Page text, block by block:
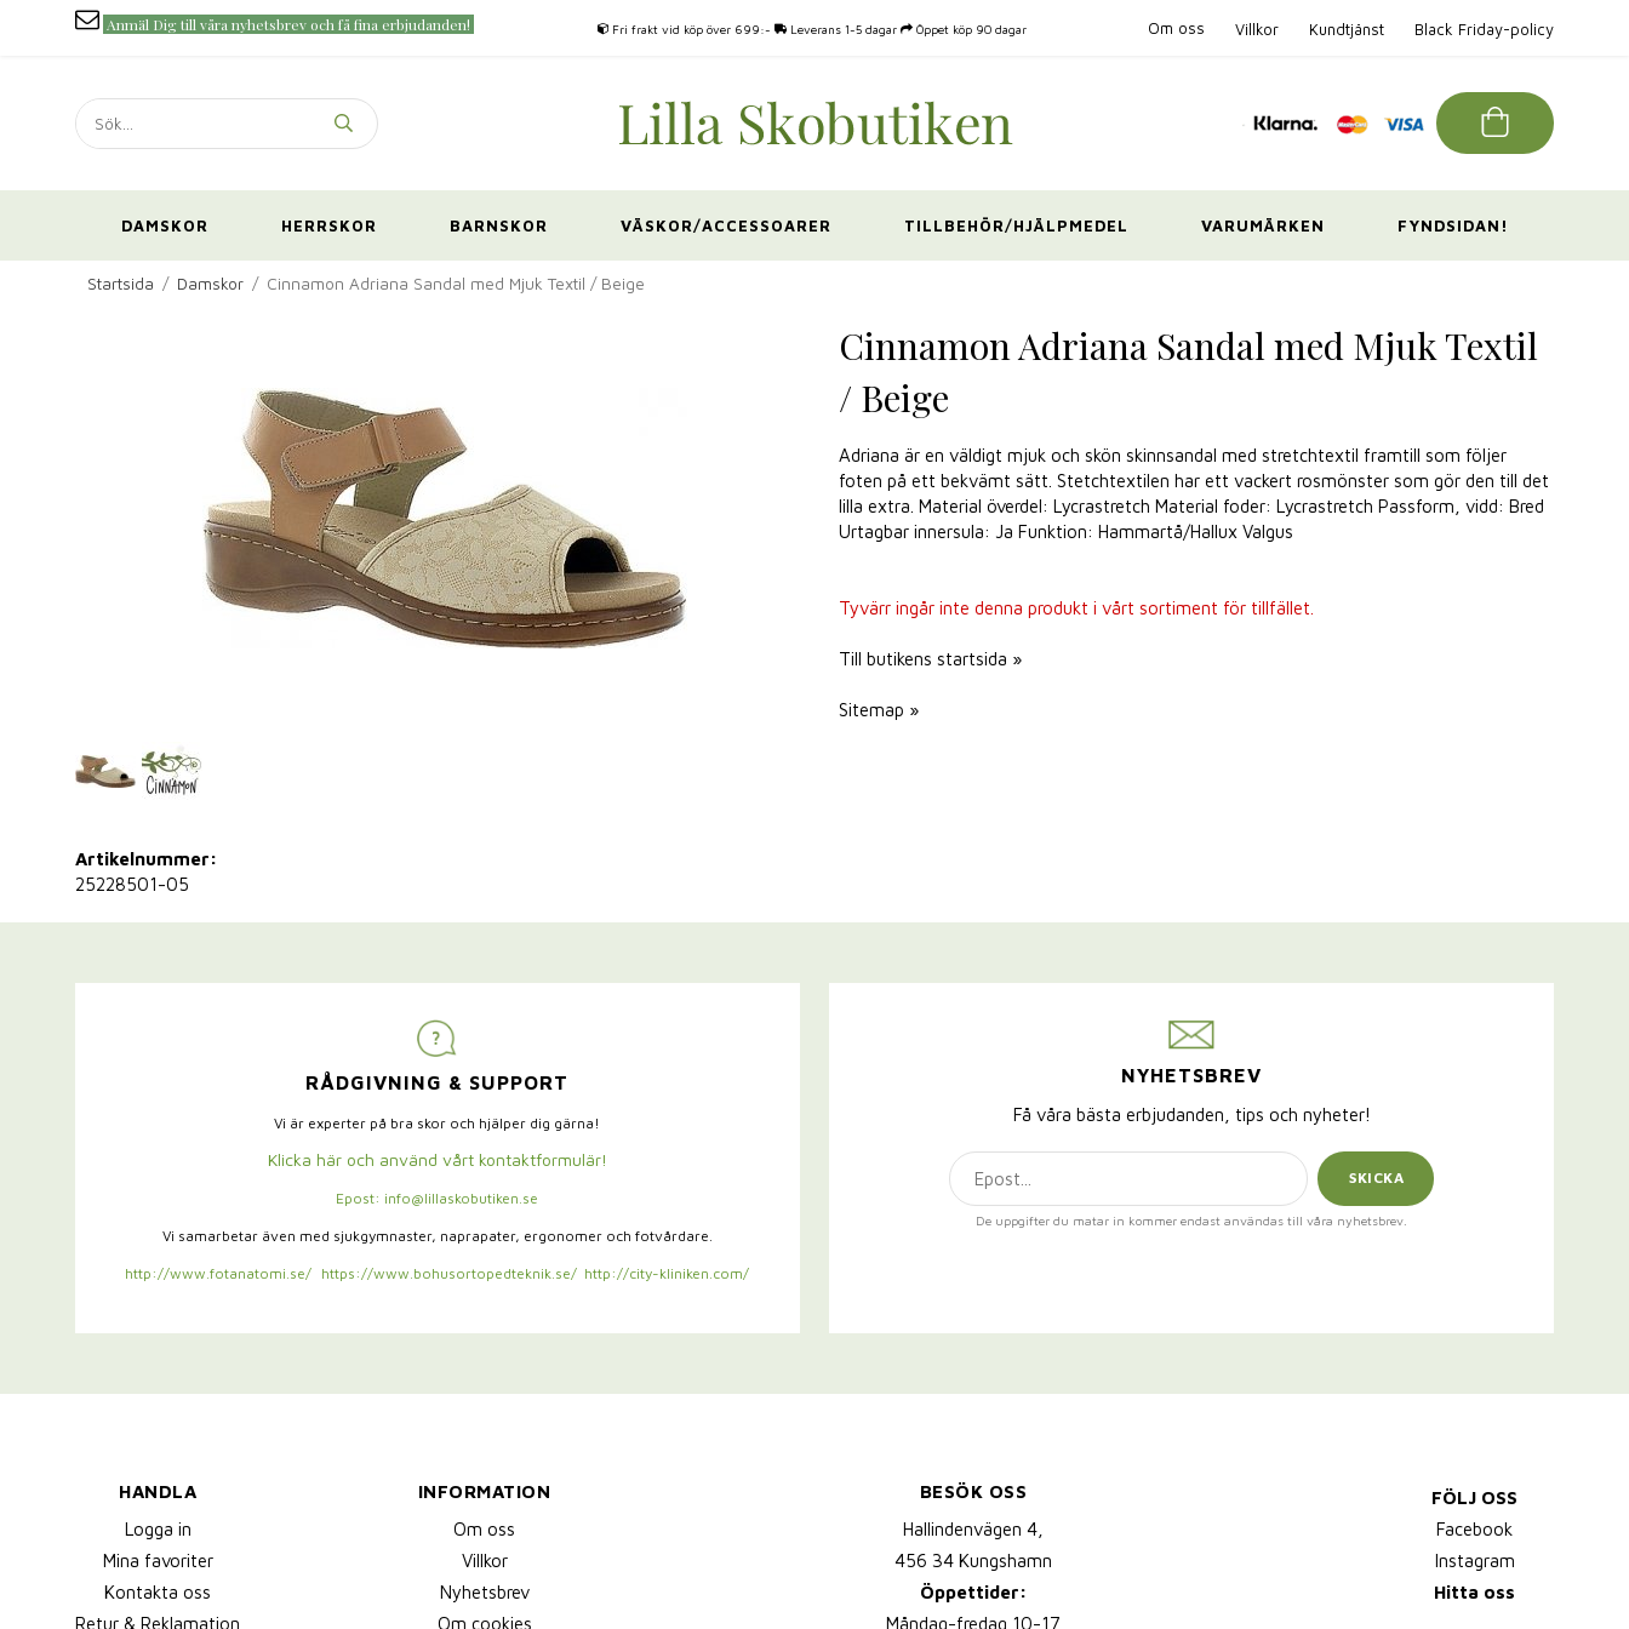
Anmäl Dig till våra nyhetsbrev och få fina erbjudanden! Fri frakt vid köp över 699:- Leverans 1-5 dagar Öppet köp 90 dagar Om oss Villkor Kundtjänst Black Friday-policy
DAMSKOR HERRSKOR BARNSKOR VÄSKOR/ACCESSOARER TILLBEHÖR/HJÄLPMEDEL VARUMÄRKEN FYNDSIDAN!
Startsida / Damskor / Cinnamon Adriana Sandal med Mjuk Textil / Beige
Cinnamon Adriana Sandal med Mjuk Textil
/ Beige
Adriana är en väldigt mjuk och skön skinnsandal med stretchtextil framtill som följer
foten på ett bekvämt sätt. Stetchtextilen har ett vackert rosmönster som gör den till det
lilla extra. Material överdel: Lycrastretch Material foder: Lycrastretch Passform, vidd: Bred
Urtagbar innersula: Ja Funktion: Hammartå/Hallux Valgus
Tyvärr ingår inte denna produkt i vårt sortiment för tillfället.
Till butikens startsida »
Sitemap »
Artikelnummer:
25228501-05
RÅDGIVNING & SUPPORT
Vi är experter på bra skor och hjälper dig gärna!
Klicka här och använd vårt kontaktformulär!
Epost: info@lillaskobutiken.se
Vi samarbetar även med sjukgymnaster, naprapater, ergonomer och fotvårdare.
http://www.fotanatomi.se/ https://www.bohusortopedteknik.se/ http://city-kliniken.com/
NYHETSBREV
Få våra bästa erbjudanden, tips och nyheter!
SKICKA
De uppgifter du matar in kommer endast användas till våra nyhetsbrev.
HANDLA
Logga in
Mina favoriter
Kontakta oss
Retur & Reklamation
INFORMATION
Om oss
Villkor
Nyhetsbrev
Om cookies
BESÖK OSS
Hallindenvägen 4,
456 34 Kungshamn
Öppettider:
Måndag-fredag 10-17
FÖLJ OSS
Facebook
Instagram
Hitta oss